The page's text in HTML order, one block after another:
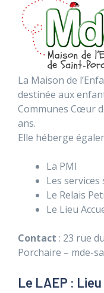
La Maison de
destinée aux
Communes Cœur
ans.
Elle héberge
La PMI
Les services
Le Relais
Le Lieu
Contact : 23 rue
Porchaire – mde-
Le LAEP :